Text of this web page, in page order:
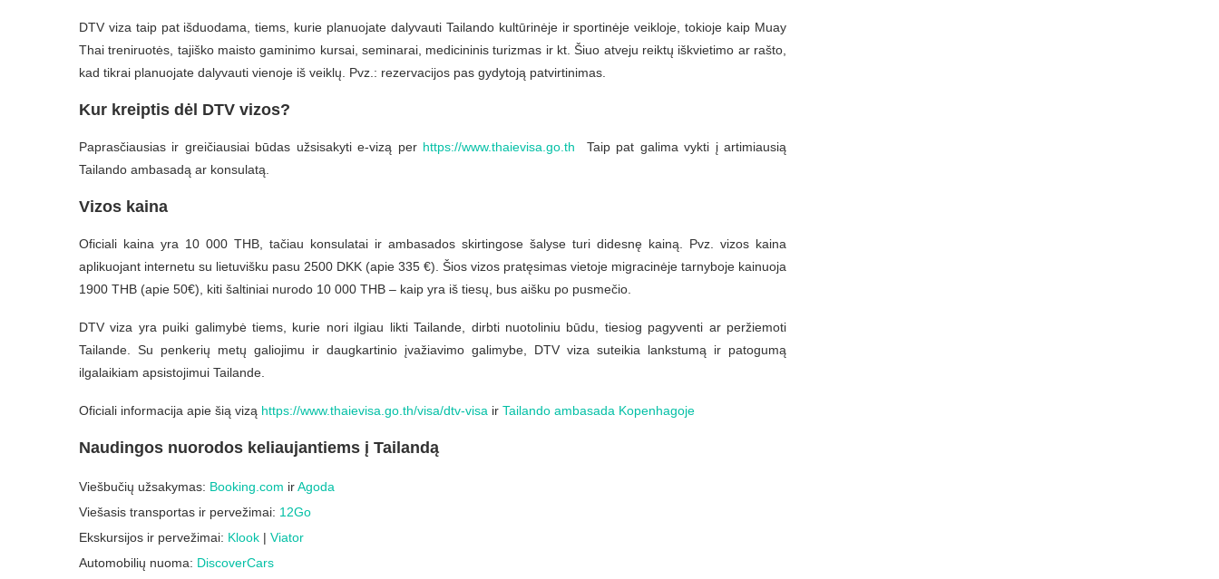
DTV viza taip pat išduodama, tiems, kurie planuojate dalyvauti Tailando kultūrinėje ir sportinėje veikloje, tokioje kaip Muay
Thai treniruotės, tajiško maisto gaminimo kursai, seminarai, medicininis turizmas ir kt. Šiuo atveju reiktų iškvietimo ar rašto,
kad tikrai planuojate dalyvauti vienoje iš veiklų. Pvz.: rezervacijos pas gydytoją patvirtinimas.
Kur kreiptis dėl DTV vizos?
Paprasčiausias ir greičiausiai būdas užsisakyti e-vizą per https://www.thaievisa.go.th Taip pat galima vykti į artimiausią
Tailando ambasadą ar konsulatą.
Vizos kaina
Oficiali kaina yra 10 000 THB, tačiau konsulatai ir ambasados skirtingose šalyse turi didesnę kainą. Pvz. vizos kaina
aplikuojant internetu su lietuvišku pasu 2500 DKK (apie 335 €). Šios vizos pratęsimas vietoje migracinėje tarnyboje kainuoja
1900 THB (apie 50€), kiti šaltiniai nurodo 10 000 THB – kaip yra iš tiesų, bus aišku po pusmečio.
DTV viza yra puiki galimybė tiems, kurie nori ilgiau likti Tailande, dirbti nuotoliniu būdu, tiesiog pagyventi ar peržiemoti
Tailande. Su penkerių metų galiojimu ir daugkartinio įvažiavimo galimybe, DTV viza suteikia lankstumą ir patogumą
ilgalaikiam apsistojimui Tailande.
Oficiali informacija apie šią vizą https://www.thaievisa.go.th/visa/dtv-visa ir Tailando ambasada Kopenhagoje
Naudingos nuorodos keliaujantiems į Tailandą
Viešbučių užsakymas: Booking.com irAgoda
Viešasis transportas ir pervežimai: 12Go
Ekskursijos ir pervežimai: Klook | Viator
Automobilių nuoma: DiscoverCars